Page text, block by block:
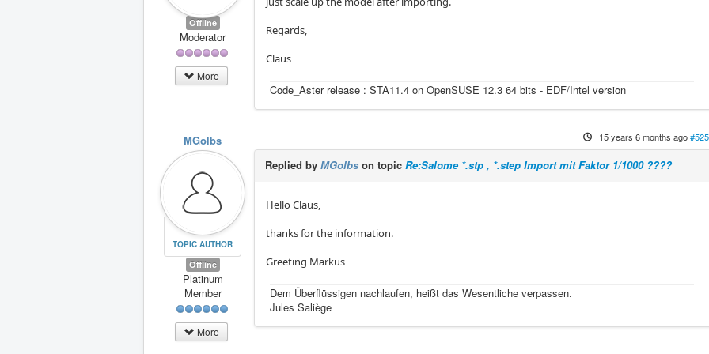
Offline
Moderator
More
Regards,
Claus
Code_Aster release : STA11.4 on OpenSUSE 12.3 64 bits - EDF/Intel version
MGolbs
TOPIC AUTHOR
Offline
Platinum
Member
More
15 years 6 months ago
Replied byMGolbs on topicRe:Salome *.stp , *.step Import mit Faktor 1/1000 ????
Hello Claus,
thanks for the information.
Greeting Markus
Dem Überflüssigen nachlaufen, heißt das Wesentliche verpassen.
Jules Saliège